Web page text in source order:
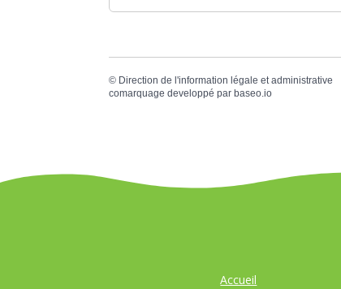
© Direction de l'information légale et administrative
comarquage developpé par baseo.io
Accueil